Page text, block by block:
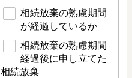
相続放棄の熟慮期間
が経過しているか
相続放棄の熟慮期間
経過後に申し立てた
相続放棄